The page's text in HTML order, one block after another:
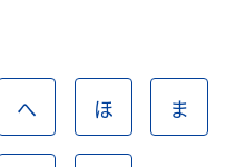
へ ほ ま